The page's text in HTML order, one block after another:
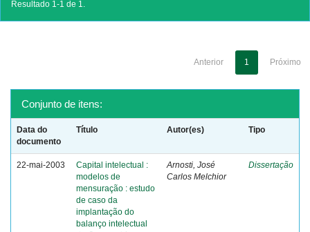
Resultado 1-1 de 1.
Anterior 1 Próximo
Conjunto de itens:
Data do
documento
Título Autor(es) Tipo
22-mai-2003
Capital intelectual :
modelos de
mensuração : estudo
de caso da
implantação do
balanço intelectual
Arnosti, José
Carlos Melchior
Dissertação